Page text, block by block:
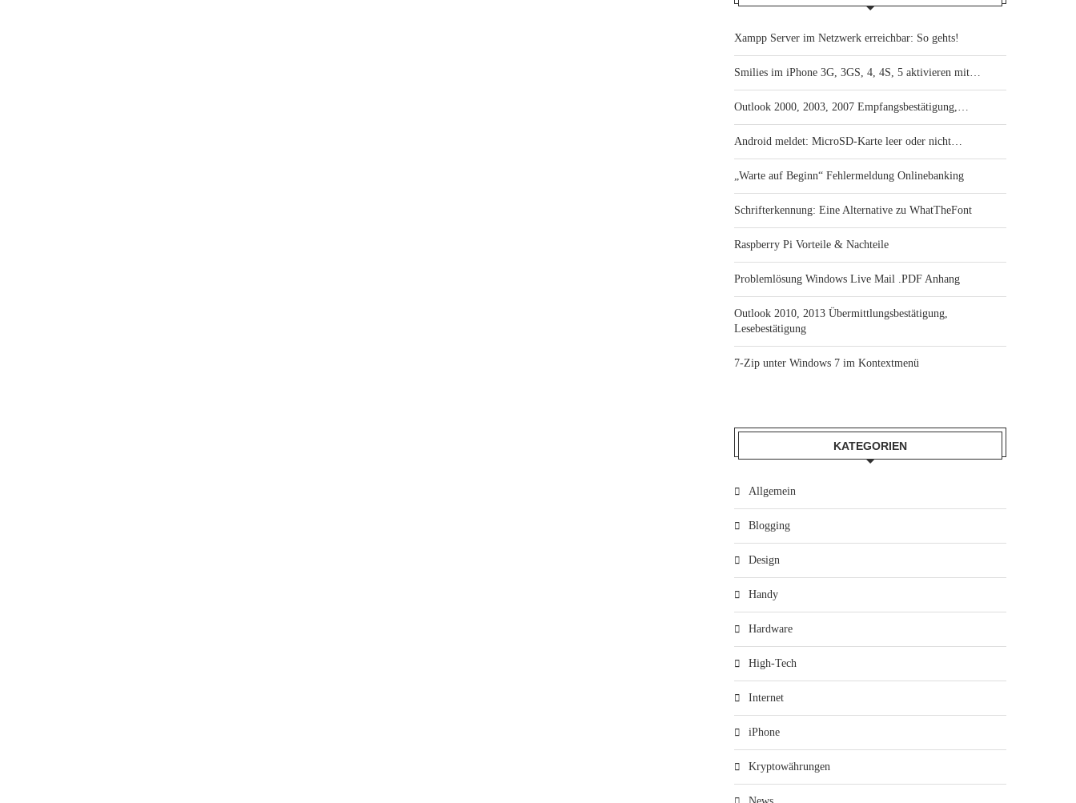
Xampp Server im Netzwerk erreichbar: So gehts!
Smilies im iPhone 3G, 3GS, 4, 4S, 5 aktivieren mit…
Outlook 2000, 2003, 2007 Empfangsbestätigung,…
Android meldet: MicroSD-Karte leer oder nicht…
„Warte auf Beginn“ Fehlermeldung Onlinebanking
Schrifterkennung: Eine Alternative zu WhatTheFont
Raspberry Pi Vorteile & Nachteile
Problemlösung Windows Live Mail .PDF Anhang
Outlook 2010, 2013 Übermittlungsbestätigung,
Lesebestätigung
7-Zip unter Windows 7 im Kontextmenü
KATEGORIEN
Allgemein
Blogging
Design
Handy
Hardware
High-Tech
Internet
iPhone
Kryptowährungen